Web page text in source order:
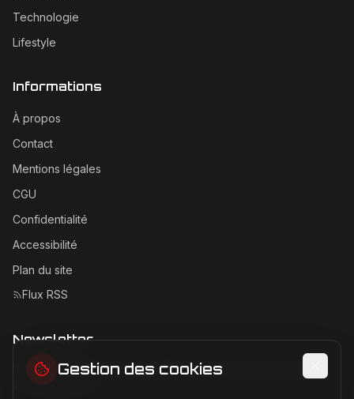
Technologie
Lifestyle
Informations
À propos
Contact
Mentions légales
CGU
Confidentialité
Accessibilité
Plan du site
Flux RSS
Newsletter
Recevez les dernières actualités Ferrari directement dans
Gestion des cookies